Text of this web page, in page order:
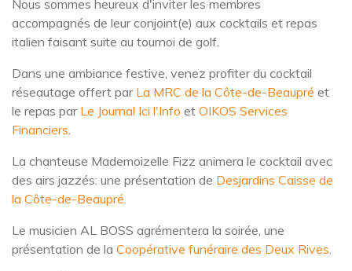
Nous sommes heureux d'inviter les membres
accompagnés de leur conjoint(e) aux cocktails et repas
italien faisant suite au tournoi de golf.
Dans une ambiance festive, venez profiter du cocktail
réseautage offert par La MRC de la Côte-de-Beaupré et
le repas par Le Journal Ici l'Info et OIKOS Services
Financiers.
La chanteuse Mademoizelle Fizz animera le cocktail avec
des airs jazzés: une présentation de Desjardins Caisse de
la Côte-de-Beaupré.
Le musicien AL BOSS agrémentera la soirée, une
présentation de la Coopérative funéraire des Deux Rives.